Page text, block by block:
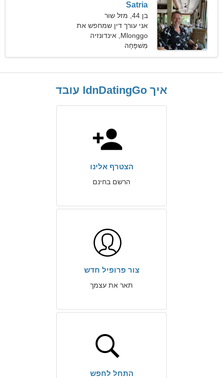
Satria
בן 44, מזל שור
אני עורך דין שמחפש את
האישה המושלמת
Mlonggo, אינדונזיה
מִשׁפָּחָה
איך IdnDatingGo עובד
הצטרף אלינו
הרשם בחינם
צור פרופיל חדש
תאר את עצמך
התחל לחפש